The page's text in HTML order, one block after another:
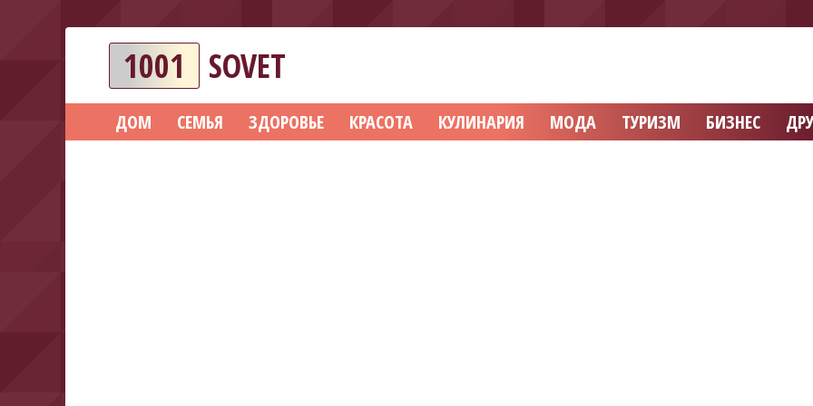
1001 SOVET
ДОМ СЕМЬЯ ЗДОРОВЬЕ КРАСОТА КУЛИНАРИЯ МОДА ТУРИЗМ БИЗНЕС